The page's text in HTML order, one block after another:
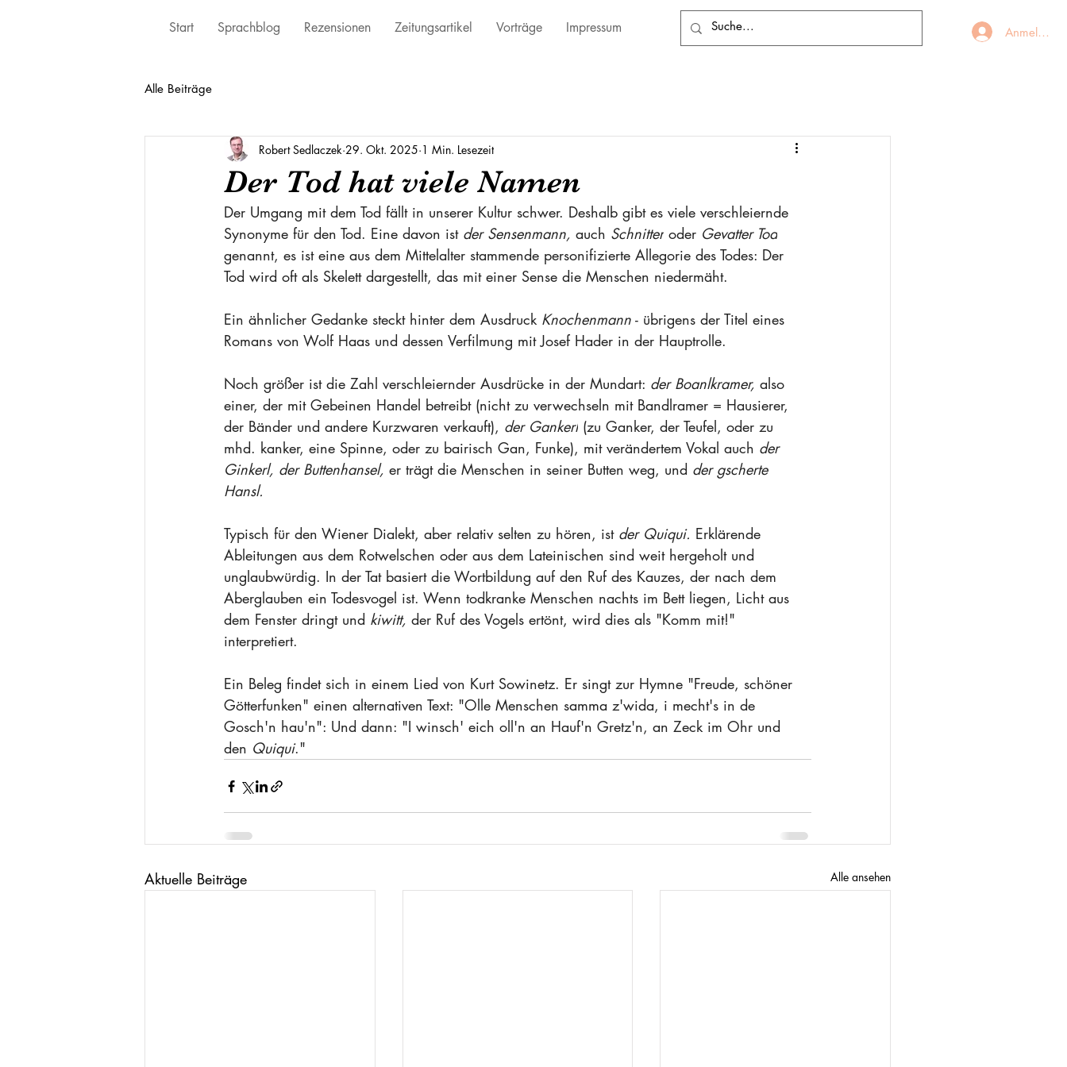
Start Sprachblog Rezensionen Zeitungsartikel Vorträge Impressum Anmelden
Alle Beiträge
Der Tod hat viele Namen
Robert Sedlaczek 29. Okt. 2025 1 Min. Lesezeit
Der Umgang mit dem Tod fällt in unserer Kultur schwer. Deshalb gibt es viele verschleiernde
Synonyme für den Tod. Eine davon ist der Sensenmann, auch Schnitter oder Gevatter Tod
genannt, es ist eine aus dem Mittelalter stammende personifizierte Allegorie des Todes: Der
Tod wird oft als Skelett dargestellt, das mit einer Sense die Menschen niedermäht.
Ein ähnlicher Gedanke steckt hinter dem Ausdruck Knochenmann - übrigens der Titel eines
Romans von Wolf Haas und dessen Verfilmung mit Josef Hader in der Hauptrolle.
Noch größer ist die Zahl verschleiernder Ausdrücke in der Mundart: der Boanlkramer, also
einer, der mit Gebeinen Handel betreibt (nicht zu verwechseln mit Bandlramer = Hausierer,
der Bänder und andere Kurzwaren verkauft), der Gankerl (zu Ganker, der Teufel, oder zu
mhd. kanker, eine Spinne, oder zu bairisch Gan, Funke), mit verändertem Vokal auch der
Ginkerl, der Buttenhansel, er trägt die Menschen in seiner Butten weg, und der gscherte
Hansl.
Typisch für den Wiener Dialekt, aber relativ selten zu hören, ist der Quiqui. Erklärende
Ableitungen aus dem Rotwelschen oder aus dem Lateinischen sind weit hergeholt und
unglaubwürdig. In der Tat basiert die Wortbildung auf den Ruf des Kauzes, der nach dem
Aberglauben ein Todesvogel ist. Wenn todkranke Menschen nachts im Bett liegen, Licht aus
dem Fenster dringt und kiwitt, der Ruf des Vogels ertönt, wird dies als "Komm mit!"
interpretiert.
Ein Beleg findet sich in einem Lied von Kurt Sowinetz. Er singt zur Hymne "Freude, schöner
Götterfunken" einen alternativen Text: "Olle Menschen samma z'wida, i mecht's in de
Gosch'n hau'n": Und dann: "I winsch' eich oll'n an Hauf'n Gretz'n, an Zeck im Ohr und
den Quiqui."
Aktuelle Beiträge Alle ansehen